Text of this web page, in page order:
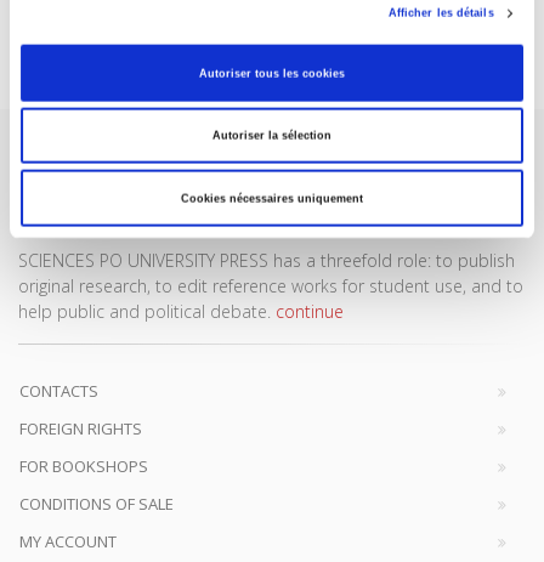
Afficher les détails
Autoriser tous les cookies
Autoriser la sélection
Cookies nécessaires uniquement
Subscribe today
SCIENCES PO UNIVERSITY PRESS has a threefold role: to publish
original research, to edit reference works for student use, and to
help public and political debate. continue
CONTACTS
FOREIGN RIGHTS
FOR BOOKSHOPS
CONDITIONS OF SALE
MY ACCOUNT